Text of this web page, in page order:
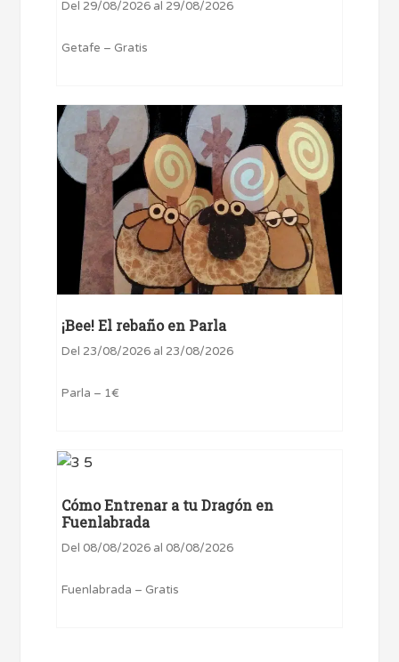
Del 29/08/2026 al 29/08/2026
Getafe – Gratis
¡Bee! El rebaño en Parla
Del 23/08/2026 al 23/08/2026
Parla – 1€
Cómo Entrenar a tu Dragón en
Fuenlabrada
Del 08/08/2026 al 08/08/2026
Fuenlabrada – Gratis